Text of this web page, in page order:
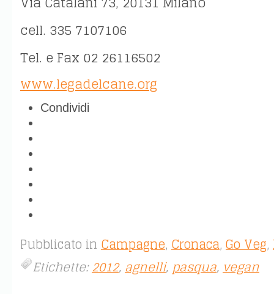
cell. 335 7107106
Tel. e Fax 02 26116502
www.legadelcane.org
Condividi
Pubblicato in Campagne, Cronaca, Go Veg,
Etichette:2012,agnelli, pasqua,vegan